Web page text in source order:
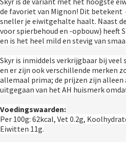
de favoriet van Mignon! Dit betekent
sneller je eiwitgehalte haalt. Naast
voor spierbehoud en -opbouw) heeft
en is het heel mild en stevig van
Skyr is inmiddels verkrijgbaar bij
en er zijn ook verschillende merken
allemaal prima; de prijzen zijn alleen
uitgegaan van het AH huismerk
Voedingswaarden:
Per 100g: 62kcal, Vet 0.2g,
Eiwitten 11g.